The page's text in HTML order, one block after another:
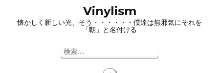
Vinylism
懐かしく新しい光、そう・・・・・・僕達は無邪気にそれを
「朝」と名付ける
検
索: